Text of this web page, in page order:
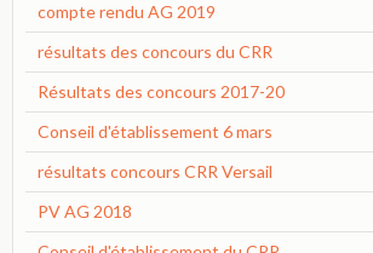
compte rendu AG 2019
résultats des concours du CRR
Résultats des concours 2017-20
Conseil d'établissement 6 mars
résultats concours CRR Versail
PV AG 2018